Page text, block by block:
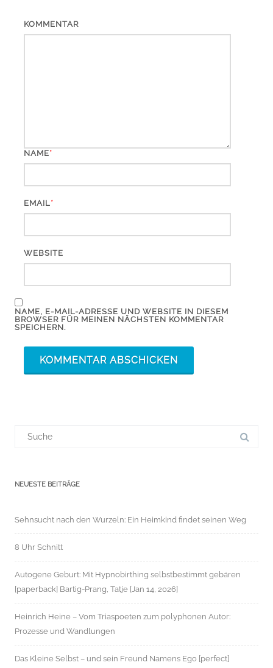
KOMMENTAR
NAME*
EMAIL*
WEBSITE
NAME, E-MAIL-ADRESSE UND WEBSITE IN DIESEM
BROWSER FÜR MEINEN NÄCHSTEN KOMMENTAR
SPEICHERN.
NEUESTE BEITRÄGE
Sehnsucht nach den Wurzeln: Ein Heimkind findet seinen Weg
8 Uhr Schnitt
Autogene Geburt: Mit Hypnobirthing selbstbestimmt gebären
[paperback] Bartig-Prang, Tatje [Jan 14, 2026]
Heinrich Heine – Vom Triaspoeten zum polyphonen Autor:
Prozesse und Wandlungen
Das Kleine Selbst – und sein Freund Namens Ego [perfect]